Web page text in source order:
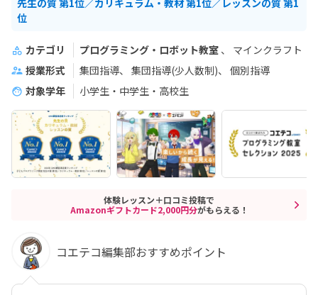
先生の質 第1位／カリキュラム・教材 第1位／レッスンの質 第1
位
カテゴリ プログラミング・ロボット教室
マインクラフト
授業形式
集団指導 集団指導(少人数制)
個別指導
対象学年
小学生・中学生・高校生
体験レッスン＋口コミ投稿で
Amazonギフトカード2,000円分がもらえる！
コエテコ編集部おすすめポイント